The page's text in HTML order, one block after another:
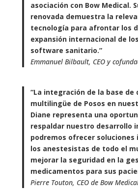
asociación con Bow Medical.
renovada demuestra la
tecnología para afrontar los
expansión internacional de
software sanitario.”
Emmanuel Bilbault, CEO y
“La integración de la base de
multilingüe de Posos en
Diane representa una
respaldar nuestro desarrollo
podremos ofrecer soluciones
los anestesistas de todo el
mejorar la seguridad en la
medicamentos para sus
Pierre Touton, CEO de Bow